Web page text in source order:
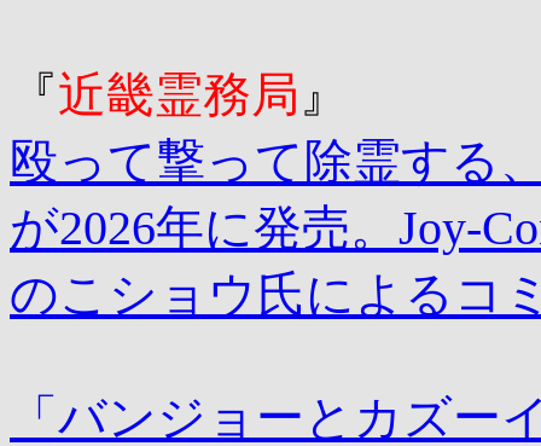
『近畿霊務局』
殴って撃って除霊する
が2026年に発売。Joy-
のこショウ氏によるコ
「バンジョーとカズー